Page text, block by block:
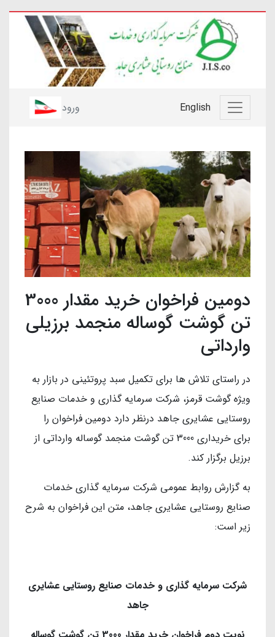
English ورود
دومین فراخوان خرید مقدار 3000
تن گوشت گوساله منجمد برزیلی
وارداتی
در راستای تلاش ها برای تکمیل سبد پروتئینی در بازار به
ویژه گوشت قرمز، شرکت سرمایه گذاری و خدمات صنایع
روستایی عشایری جاهد درنظر دارد دومین فراخوان را
برای خریداری 3000 تن گوشت منجمد گوساله وارداتی از
برزیل برگزار کند.
به گزارش روابط عمومی شرکت سرمایه گذاری خدمات
صنایع روستایی عشایری جاهد، متن این فراخوان به شرح
زیر است:
شرکت سرمایه گذاری و خدمات صنایع روستایی عشایری
جاهد